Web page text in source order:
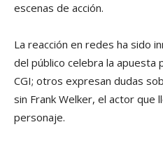
escenas de acción.
La reacción en redes ha sido
del público celebra la apuesta
CGI; otros expresan dudas
sin Frank Welker, el actor que
personaje.